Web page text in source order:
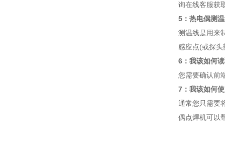
询在线客服获
5：热电偶测
测温线是用来
感应点(或探
6：我该如何
您需要确认前
7：我该如何
通常您只需要
偶点焊机可以